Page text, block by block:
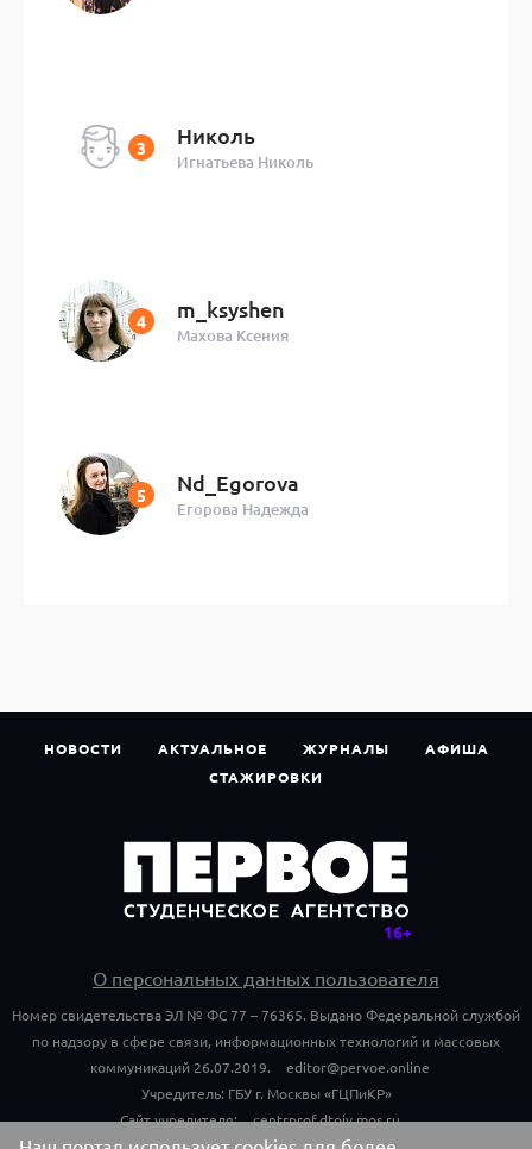
Николь
Игнатьева Николь
m_ksyshen
Махова Ксения
Nd_Egorova
Егорова Надежда
НОВОСТИ АКТУАЛЬНОЕ ЖУРНАЛЫ
АФИША
СТАЖИРОВКИ
О персональных данных пользователя
Номер свидетельства ЭЛ № ФС 77 – 76365. Выдано Федеральной службой
по надзору в сфере связи, информационных технологий и массовых
коммуникаций 26.07.2019.
editor@pervoe.online
Учредитель: ГБУ г. Москвы «ГЦПиКР»
Сайт учредителя:
centrprof.dtoiv.mos.ru
Обращения граждан учредителю: